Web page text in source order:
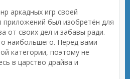
аркадных игр своей
приложений был изобретён для
от своих дел и забавы ради.
наибольшего. Перед вами
категории, поэтому не
в царство драйва и